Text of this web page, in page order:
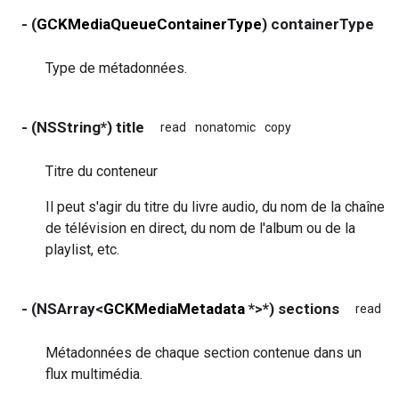
- (GCKMediaQueueContainerType) containerType
Type de métadonnées.
- (NSString*) title read nonatomic copy
Titre du conteneur
Il peut s'agir du titre du livre audio, du nom de la chaîne
de télévision en direct, du nom de l'album ou de la
playlist, etc.
- (NSArray<GCKMediaMetadata *>*) sections read
Métadonnées de chaque section contenue dans un
flux multimédia.